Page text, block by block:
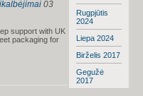
Rugpjūtis
2024
Liepa 2024
Birželis 2017
Gegužė
2017
03
support with UK
packaging for